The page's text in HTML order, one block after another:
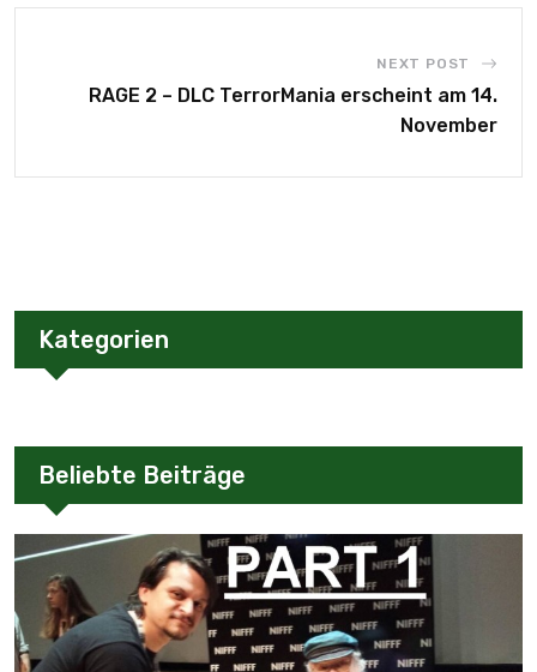
NEXT POST
RAGE 2 – DLC TerrorMania erscheint am 14.
November
Kategorien
Beliebte Beiträge